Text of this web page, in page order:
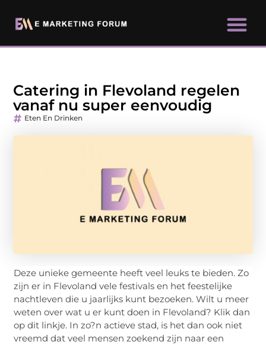
Catering in Flevoland regelen
vanaf nu super eenvoudig
Eten En Drinken
Deze unieke gemeente heeft veel leuks te bieden. Zo
zijn er in Flevoland vele festivals en het feestelijke
nachtleven die u jaarlijks kunt bezoeken. Wilt u meer
weten over wat u er kunt doen in Flevoland? Klik dan
op dit linkje. In zo?n actieve stad, is het dan ook niet
vreemd dat veel mensen zoekend zijn naar een